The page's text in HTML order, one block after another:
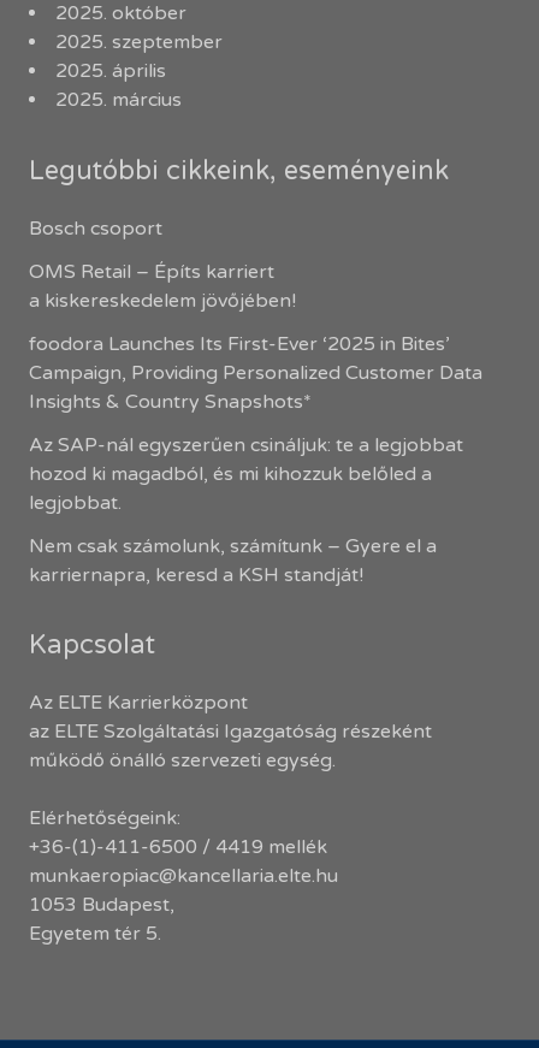
2025. október
2025. szeptember
2025. április
2025. március
Legutóbbi cikkeink, eseményeink
Bosch csoport
OMS Retail – Építs karriert
a kiskereskedelem jövőjében!
foodora Launches Its First-Ever ‘2025 in Bites’
Campaign, Providing Personalized Customer Data
Insights & Country Snapshots*
Az SAP-nál egyszerűen csináljuk: te a legjobbat
hozod ki magadból, és mi kihozzuk belőled a
legjobbat.
Nem csak számolunk, számítunk – Gyere el a
karriernapra, keresd a KSH standját!
Kapcsolat
Az ELTE Karrierközpont
az ELTE Szolgáltatási Igazgatóság részeként
működő önálló szervezeti egység.
Elérhetőségeink:
+36-(1)-411-6500 / 4419 mellék
munkaeropiac@kancellaria.elte.hu
1053 Budapest,
Egyetem tér 5.